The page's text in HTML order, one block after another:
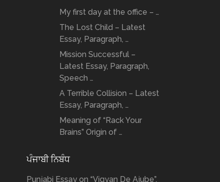
My first day at the office – …
The Lost Child – Latest
Essay, Paragraph, …
Mission Successful –
Latest Essay, Paragraph,
Speech …
A Terrible Collision – Latest
Essay, Paragraph, …
Meaning of “Rack Your
Brains” Origin of …
ਪੰਜਾਬੀ ਨਿਬੰਧ
Punjabi Essay on “Vigyan De Ajube”,